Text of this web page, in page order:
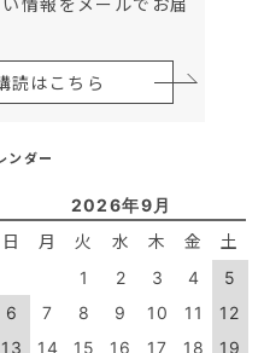
読はこちら
ンダー
2026年9月
日 月 火 水 木 金 土
1 2 3 4
5
6
7 8 9 10 11
12
13
14 15 16 17 18
19